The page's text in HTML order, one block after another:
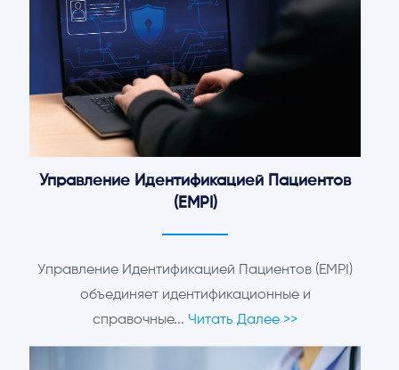
Управление Идентификацией Пациентов
(EMPI)
Управление Идентификацией Пациентов (EMPI)
объединяет идентификационные и
справочные... Читать Далее >>